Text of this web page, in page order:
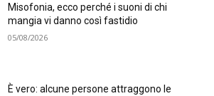
Misofonia, ecco perché i suoni di chi
mangia vi danno così fastidio
05/08/2026
È vero: alcune persone attraggono le